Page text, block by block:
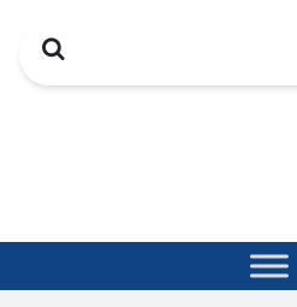
Search